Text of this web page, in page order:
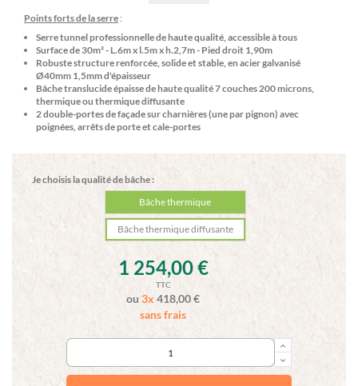
Points forts de la serre :
Serre tunnel professionnelle de haute qualité, accessible à tous
Surface de 30m² - L.6m x l.5m x h.2,7m - Pied droit 1,90m
Robuste structure renforcée, solide et stable, en acier galvanisé
Ø40mm 1,5mm d'épaisseur
Bâche translucide épaisse de haute qualité 7 couches 200 microns,
thermique ou thermique diffusante
2 double-portes de façade sur charnières (une par pignon) avec
poignées, arrêts de porte et cale-portes
Je choisis la qualité de bâche :
Bâche thermique
Bâche thermique diffusante
1 254,00 €
TTC
ou 3x 418,00€
sans frais
keyboard_arrow_up
keyboard_arrow_down